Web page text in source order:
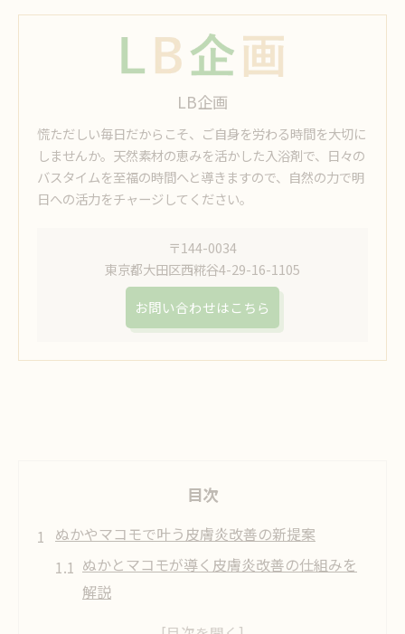
LB企画
慌ただしい毎日だからこそ、ご自身を労わる時間を大切に
しませんか。天然素材の恵みを活かした入浴剤で、日々の
バスタイムを至福の時間へと導きますので、自然の力で明
日への活力をチャージしてください。
〒144-0034
東京都大田区西糀谷4-29-16-1105
お問い合わせはこちら
目次
ぬかやマコモで叶う皮膚炎改善の新提案
ぬかとマコモが導く皮膚炎改善の仕組みを
解説
マコモと米ぬかの相乗効果で肌トラブル対